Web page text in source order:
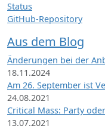
Status
GitHub-Repository
Aus dem Blog
Änderungen bei der
18.11.2024
Am 26. September ist
24.08.2021
Critical Mass: Party
13.07.2021